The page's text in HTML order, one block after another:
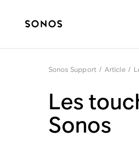
Sonos Support / Article /
Les
Sonos